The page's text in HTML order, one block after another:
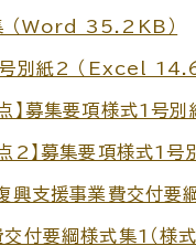
（Word 35.2KB）
別紙2 （Excel
点】募集要項様式1号
点2】募集要項様式1
興支援事業費交付
付要綱様式集1（